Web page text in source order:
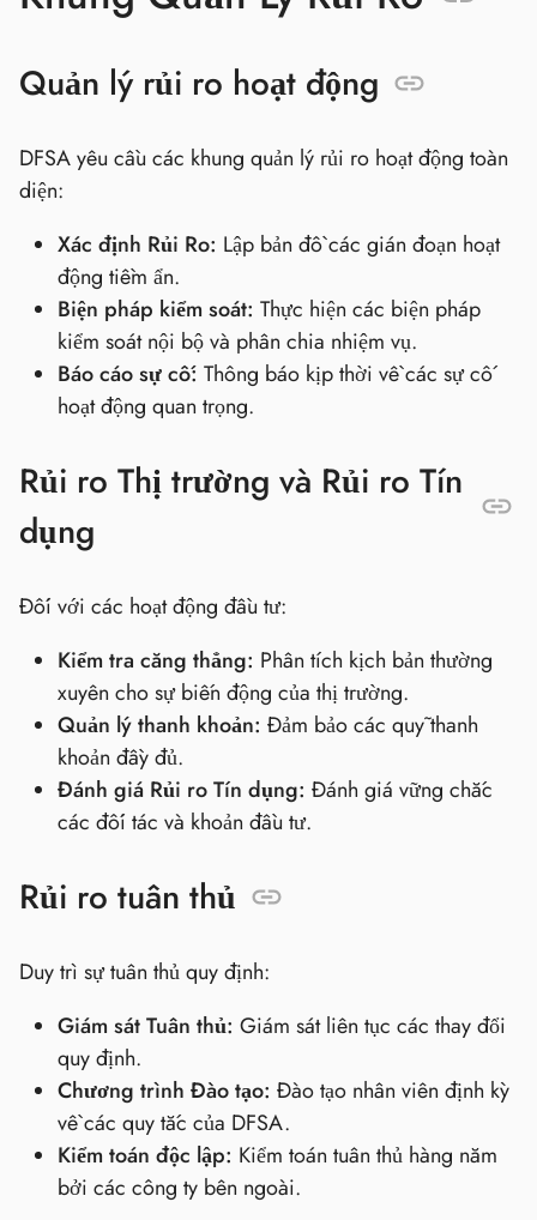
Quản lý rủi ro hoạt động
DFSA yêu cầu các khung quản lý rủi ro hoạt động toàn
diện:
Xác định Rủi Ro: Lập bản đồ các gián đoạn hoạt
động tiềm ẩn.
Biện pháp kiểm soát: Thực hiện các biện pháp
kiểm soát nội bộ và phân chia nhiệm vụ.
Báo cáo sự cố: Thông báo kịp thời về các sự cố
hoạt động quan trọng.
Rủi ro Thị trường và Rủi ro Tín
dụng
Đối với các hoạt động đầu tư:
Kiểm tra căng thẳng: Phân tích kịch bản thường
xuyên cho sự biến động của thị trường.
Quản lý thanh khoản: Đảm bảo các quỹ thanh
khoản đầy đủ.
Đánh giá Rủi ro Tín dụng: Đánh giá vững chắc
các đối tác và khoản đầu tư.
Rủi ro tuân thủ
Duy trì sự tuân thủ quy định:
Giám sát Tuân thủ: Giám sát liên tục các thay đổi
quy định.
Chương trình Đào tạo: Đào tạo nhân viên định kỳ
về các quy tắc của DFSA.
Kiểm toán độc lập: Kiểm toán tuân thủ hàng năm
bởi các công ty bên ngoài.